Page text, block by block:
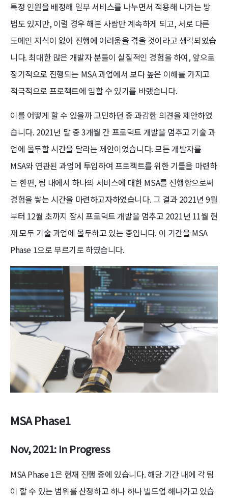
특정 인원을 배정해 일부 서비스를 나누면서 적용해 나가는 방
법도 있지만, 이럴 경우 해본 사람만 계속하게 되고, 서로 다른
도메인 지식이 없어 진행에 어려움을 겪을 것이라고 생각되었습
니다. 최대한 많은 개발자 분들이 실질적인 경험을 하여, 앞으로
장기적으로 진행되는 MSA 과업에서 보다 높은 이해를 가지고
적극적으로 프로젝트에 임할 수 있기를 바랬습니다.
이를 어떻게 할 수 있을까 고민하던 중 과감한 의견을 제안하였
습니다. 2021년 말 중 3개월 간 프로덕트 개발을 멈추고 기술 과
업에 몰두할 시간을 달라는 제안이었습니다. 모든 개발자를
MSA와 연관된 과업에 투입하여 프로젝트를 위한 기틀을 마련하
는 한편, 팀 내에서 하나의 서비스에 대한 MSA를 진행함으로써
경험을 쌓는 시간을 마련하고자하였습니다. 그 결과 2021년 9월
부터 12월 초까지 잠시 프로덕트 개발을 멈추고 2021년 11월 현
재 모두 기술 과업에 몰두하고 있는 중입니다. 이 기간을 MSA
Phase 1으로 부르기로 하였습니다.
MSA Phase1
Nov, 2021: In Progress
MSA Phase 1은 현재 진행 중에 있습니다. 해당 기간 내에 각 팀
이 할 수 있는 범위를 산정하고 하나 하나 빌드업 해나가고 있습